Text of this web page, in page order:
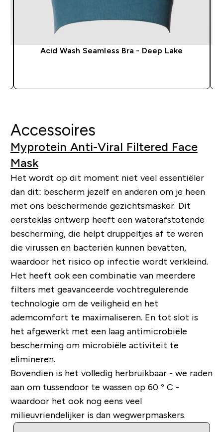
Acid Wash Seamless Bra - Deep Lake
Accessoires
Myprotein Anti-Viral Filtered Face
Mask
Het wordt op dit moment niet veel essentiëler
dan dit: bescherm jezelf en anderen om je heen
met ons beschermende gezichtsmasker. Dit
eersteklas ontwerp heeft een waterafstotende
bescherming, die helpt druppeltjes af te weren
die virussen en bacteriën kunnen bevatten,
waardoor het risico op infectie wordt verkleind.
Het heeft ook een combinatie van meerdere
filters met geavanceerde vochtregulerende
technologie om de veiligheid en het
ademcomfort te maximaliseren. En tot slot is
het afgewerkt met een laag antimicrobiële
bescherming om microbiële activiteit te
elimineren.
Bovendien is het volledig herbruikbaar - we raden
aan om tussendoor te wassen op 60 ° C -
waardoor het ook nog eens veel
milieuvriendelijker is dan wegwerpmaskers.